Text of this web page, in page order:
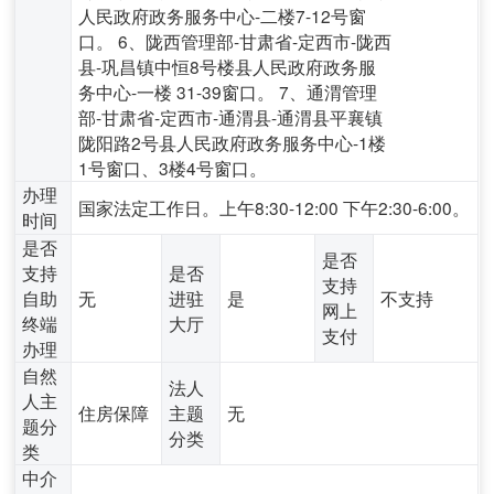
人民政府政务服务中心-二楼7-12号窗
口。 6、陇西管理部-甘肃省-定西市-陇西
县-巩昌镇中恒8号楼县人民政府政务服
务中心-一楼 31-39窗口。 7、通渭管理
部-甘肃省-定西市-通渭县-通渭县平襄镇
陇阳路2号县人民政府政务服务中心-1楼
1号窗口、3楼4号窗口。
办理
时间
国家法定工作日。上午8:30-12:00 下午2:30-6:00。
是否
支持
自助
终端
办理
无
是否
进驻
大厅
是
是否
支持
网上
支付
不支持
自然
人主
题分
类
住房保障
法人
主题
分类
无
中介